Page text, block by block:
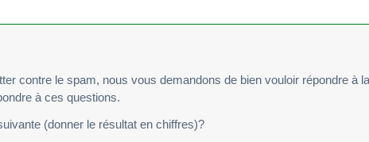
le spam, nous vous demandons de bien vouloir répondre à la question
à ces questions.
(donner le résultat en chiffres)?